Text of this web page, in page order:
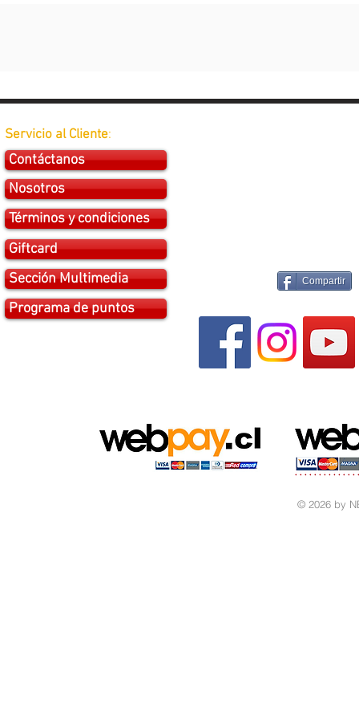
Servicio al Cliente:
Contáctanos
Nosotros
Términos y condiciones
Giftcard
Sección Multimedia
Programa de puntos
Compartir
© 2026 by